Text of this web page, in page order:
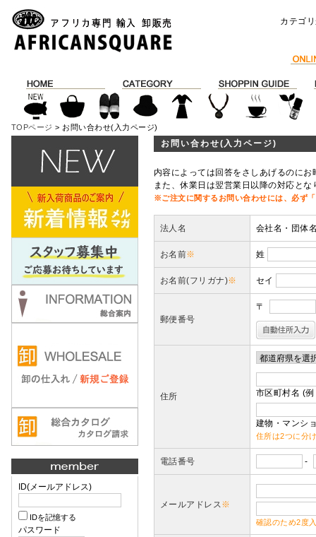
カテゴ
TOPページ > お問い合わせ(入力ページ)
ID(メールアドレス)
IDを記憶する
パスワード
お問い合わせ(入力ページ)
内容によっては回答をさしあげるのに
また、休業日は翌営業日以降の対応と
※ご注文に関するお問い合わせには、必ず
法人名 会社名・団体
お名前※ 姓
お名前(フリガナ)※ セイ
郵便番号
〒
住所 市区町村名 (
建物・マンシ
住所は2つに分
電話番号 -
メールアドレス※
確認のため2度